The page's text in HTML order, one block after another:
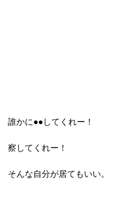
誰かに●●してくれー！
察してくれー！
そんな自分が居てもいい。